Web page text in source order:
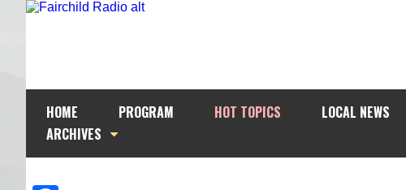
HOME PROGRAM HOT TOPICS LOCAL NEWS
ARCHIVES